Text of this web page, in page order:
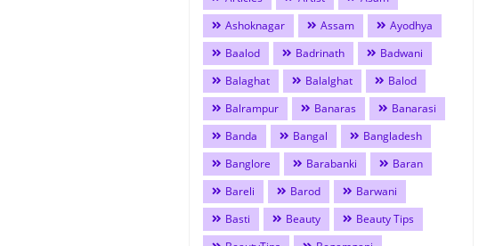
Ashoknagar
Assam
Ayodhya
Baalod
Badrinath
Badwani
Balaghat
Balalghat
Balod
Balrampur
Banaras
Banarasi
Banda
Bangal
Bangladesh
Banglore
Barabanki
Baran
Bareli
Barod
Barwani
Basti
Beauty
Beauty Tips